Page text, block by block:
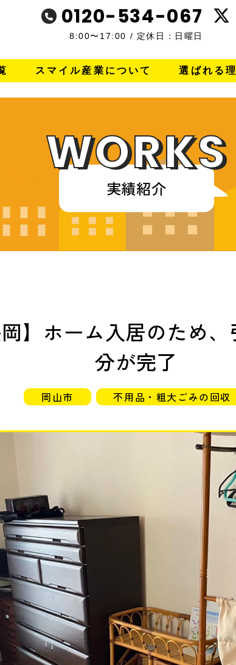
0120-534-067
8:00〜17:00 / 定休日：日曜日
スマイル産業について 選ばれる
WORKS
実績紹介
】ホーム入居のため
分が完了
岡山市 不用品・粗大ごみの回収